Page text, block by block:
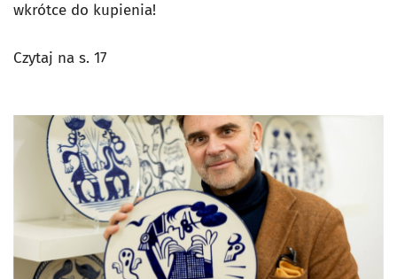
wkrótce do kupienia!
Czytaj na s. 17